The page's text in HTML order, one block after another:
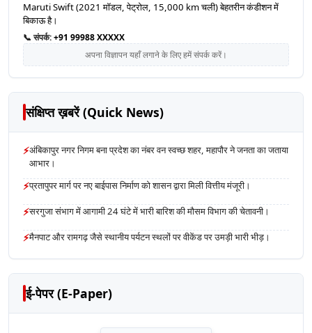
Maruti Swift (2021 मॉडल, पेट्रोल, 15,000 km चली) बेहतरीन कंडीशन में
बिकाऊ है।
📞 संपर्क:+91 99988 XXXXX
अपना विज्ञापन यहाँ लगाने के लिए हमें संपर्क करें।
संक्षिप्त ख़बरें (Quick News)
⚡अंबिकापुर नगर निगम बना प्रदेश का नंबर वन स्वच्छ शहर, महापौर ने जनता का जताया
आभार।
⚡प्रतापुपर मार्ग पर नए बाईपास निर्माण को शासन द्वारा मिली वित्तीय मंजूरी।
⚡सरगुजा संभाग में आगामी 24 घंटे में भारी बारिश की मौसम विभाग की चेतावनी।
⚡मैनपाट और रामगढ़ जैसे स्थानीय पर्यटन स्थलों पर वीकेंड पर उमड़ी भारी भीड़।
ई-पेपर (E-Paper)